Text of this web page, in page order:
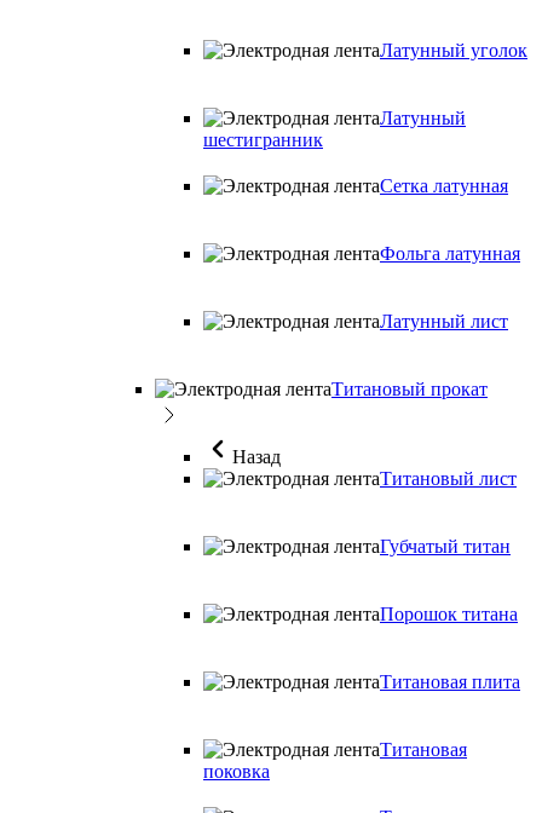
Латунный уголок
Латунный
шестигранник
Сетка латунная
Фольга латунная
Латунный лист
Титановый прокат
Назад
Титановый лист
Губчатый титан
Порошок титана
Титановая плита
Титановая
поковка